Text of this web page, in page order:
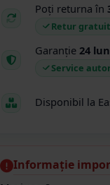
Poți returna în
Retur gratuit
Garanție 24
Service
Disponibil la
Informație